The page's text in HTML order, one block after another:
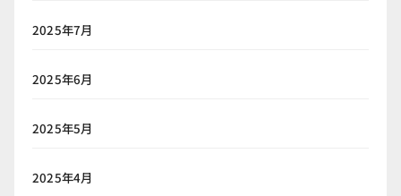
2025年7月
2025年6月
2025年5月
2025年4月